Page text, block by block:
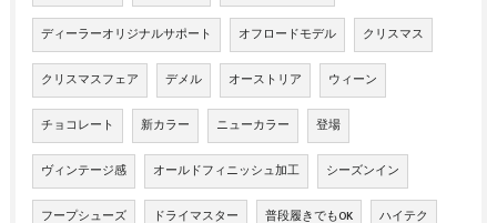
ディーラーオリジナルサポート オフロードモデル クリスマス
クリスマスフェア デメル オーストリア ウィーン
チョコレート 新カラー ニューカラー 登場
ヴィンテージ感 オールドフィニッシュ加工 シーズンイン
フープシューズ ドライマスター 普段履きでもOK ハイテク